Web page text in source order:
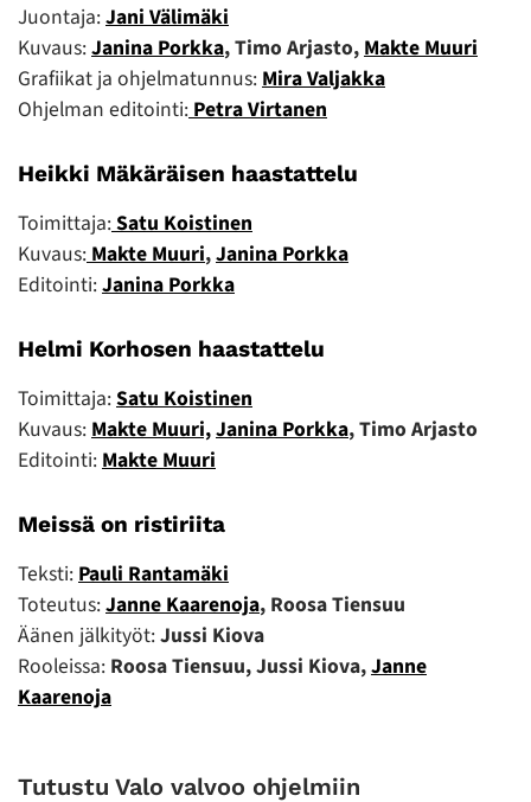
Juontaja:Jani Välimäki
Kuvaus:Janina Porkka, Timo Arjasto, Makte Muuri
Grafiikat ja ohjelmatunnus: Mira Valjakka
Ohjelman editointi: Petra Virtanen
Heikki Mäkäräisen haastattelu
Toimittaja:Satu Koistinen
Kuvaus: Makte Muuri,Janina Porkka
Editointi:Janina Porkka
Helmi Korhosen haastattelu
Toimittaja:Satu Koistinen
Kuvaus: Makte Muuri,Janina Porkka, Timo Arjasto
Editointi: Makte Muuri
Meissä on ristiriita
Teksti: Pauli Rantamäki
Toteutus:Janne Kaarenoja, Roosa Tiensuu
Äänen jälkityöt:Jussi Kiova
Rooleissa: Roosa Tiensuu, Jussi Kiova,Janne
Kaarenoja
Tutustu Valo valvoo ohjelmiin